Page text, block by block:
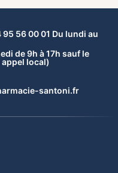
56 00 01 Du lundi au
de 9h à 17h sauf le
local)
santoni.fr